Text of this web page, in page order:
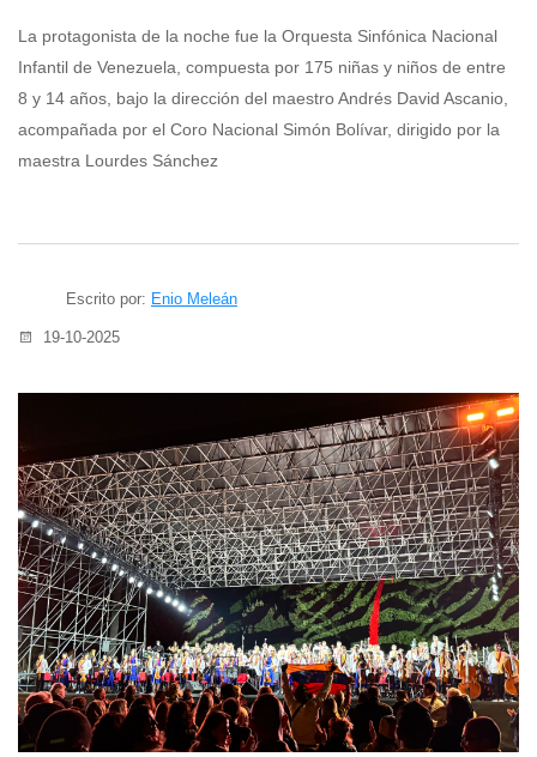
La protagonista de la noche fue la Orquesta Sinfónica Nacional
Infantil de Venezuela, compuesta por 175 niñas y niños de entre
8 y 14 años, bajo la dirección del maestro Andrés David Ascanio,
acompañada por el Coro Nacional Simón Bolívar, dirigido por la
maestra Lourdes Sánchez
Escrito por: Enio Meleán
19-10-2025